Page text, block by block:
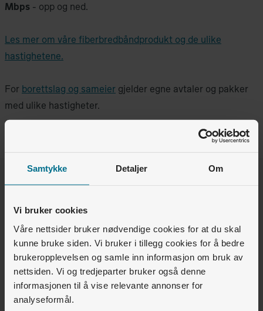
Samtykke Detaljer Om
Vi bruker cookies
Våre nettsider bruker nødvendige cookies for at du skal
kunne bruke siden. Vi bruker i tillegg cookies for å bedre
brukeropplevelsen og samle inn informasjon om bruk av
nettsiden. Vi og tredjeparter bruker også denne
informasjonen til å vise relevante annonser for
analyseformål.
Mbps - opp og ned.
Les mer om våre fiberbredbåndprodukt og de ulike
hastighetene.
For borettslag og sameier gjelder egne avtaler og pakker
med ulike hastigheter.
Var denne artikkelen nyttig for deg?
1av 2 synes dette var nyttig
Relaterte artikler